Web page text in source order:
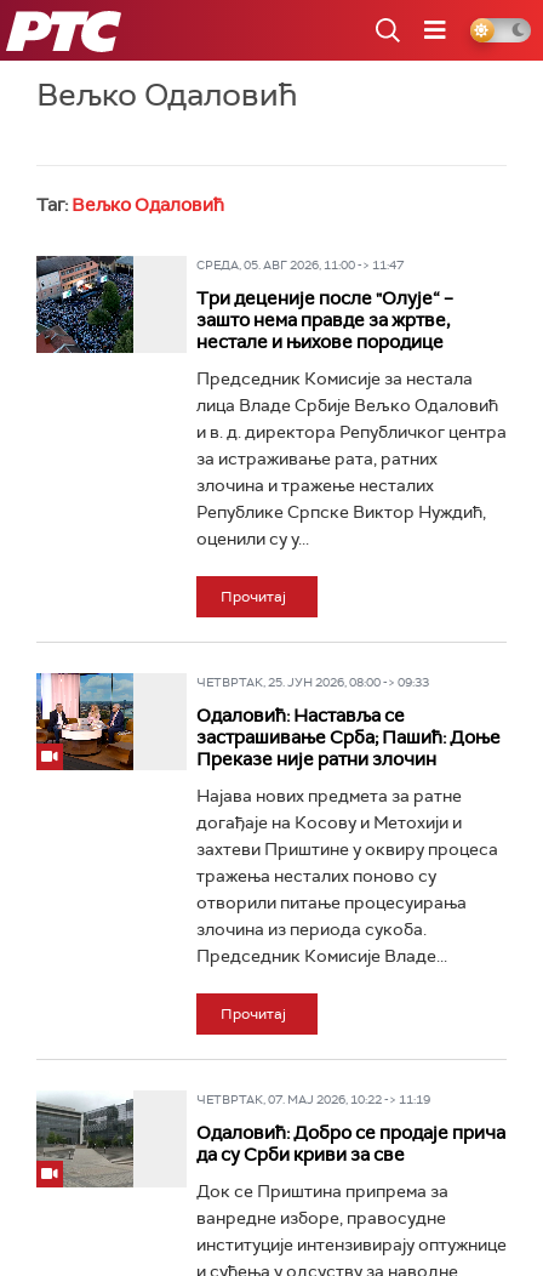
РТС
Вељко Одаловић
Таг: Вељко Одаловић
СРЕДА, 05. АВГ 2026, 11:00 -> 11:47
Три деценије после "Олује“ –
зашто нема правде за жртве,
нестале и њихове породице
Председник Комисије за нестала
лица Владе Србије Вељко Одаловић
и в. д. директора Републичког центра
за истраживање рата, ратних
злочина и тражење несталих
Републике Српске Виктор Нуждић,
оценили су у...
Прочитај
ЧЕТВРТАК, 25. ЈУН 2026, 08:00 -> 09:33
Одаловић: Наставља се
застрашивање Срба; Пашић: Доње
Преказе није ратни злочин
Најава нових предмета за ратне
догађаје на Косову и Метохији и
захтеви Приштине у оквиру процеса
тражења несталих поново су
отворили питање процесуирања
злочина из периода сукоба.
Председник Комисије Владе...
Прочитај
ЧЕТВРТАК, 07. МАЈ 2026, 10:22 -> 11:19
Одаловић: Добро се продаје прича
да су Срби криви за све
Док се Приштина припрема за
ванредне изборе, правосудне
институције интензивирају оптужнице
и суђења у одсуству за наводне